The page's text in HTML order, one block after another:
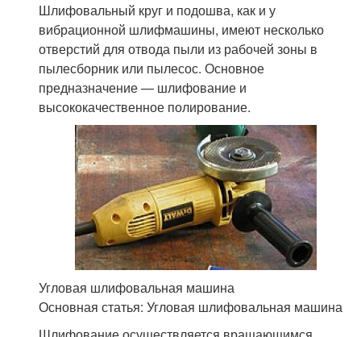
Шлифовальный круг и подошва, как и у
вибрационной шлифмашины, имеют несколько
отверстий для отвода пыли из рабочей зоны в
пылесборник или пылесос. Основное
предназначение — шлифование и
высококачественное полирование.
Угловая шлифовальная машина
Основная статья: Угловая шлифовальная машина